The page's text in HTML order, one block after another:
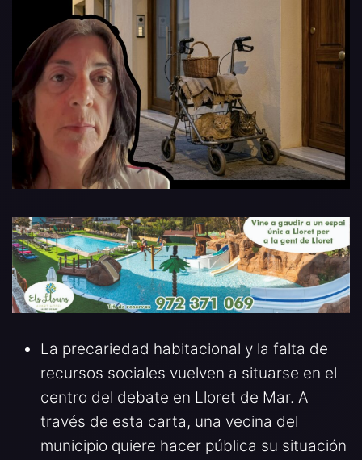
La precariedad habitacional y la falta de
recursos sociales vuelven a situarse en el
centro del debate en Lloret de Mar. A
través de esta carta, una vecina del
municipio quiere hacer pública su situación